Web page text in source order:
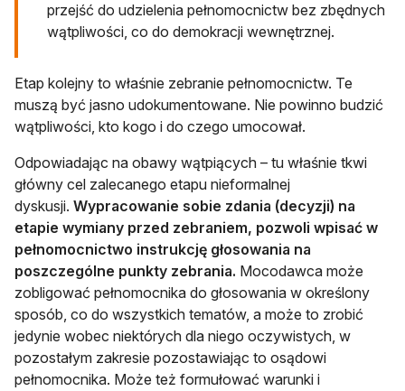
przejść do udzielenia pełnomocnictw bez zbędnych
wątpliwości, co do demokracji wewnętrznej.
Etap kolejny to właśnie zebranie pełnomocnictw. Te
muszą być jasno udokumentowane. Nie powinno budzić
wątpliwości, kto kogo i do czego umocował.
Odpowiadając na obawy wątpiących – tu właśnie tkwi
główny cel zalecanego etapu nieformalnej
dyskusji. Wypracowanie sobie zdania (decyzji) na
etapie wymiany przed zebraniem, pozwoli wpisać w
pełnomocnictwo instrukcję głosowania na
poszczególne punkty zebrania. Mocodawca może
zobligować pełnomocnika do głosowania w określony
sposób, co do wszystkich tematów, a może to zrobić
jedynie wobec niektórych dla niego oczywistych, w
pozostałym zakresie pozostawiając to osądowi
pełnomocnika. Może też formułować warunki i